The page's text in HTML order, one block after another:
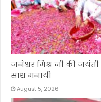
जनेश्वर मिश्र जी की जयंती
साथ मनायी
August 5, 2026